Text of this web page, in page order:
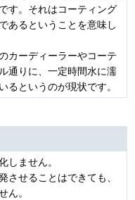
す。それはコーティング
あるということを意味し
カーディーラーやコーテ
通りに、一定時間水に濡
るというのが現状です。
しません。
させることはできても、
ん。